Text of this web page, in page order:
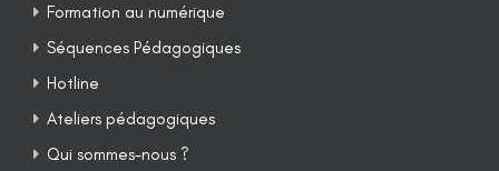
Formation au numérique
Séquences Pédagogiques
Hotline
Ateliers pédagogiques
Qui sommes-nous ?